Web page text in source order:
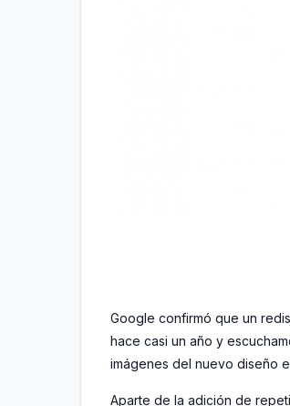
Google confirmó que un
hace casi un año y
imágenes del nuevo diseño
Aparte de la adición de